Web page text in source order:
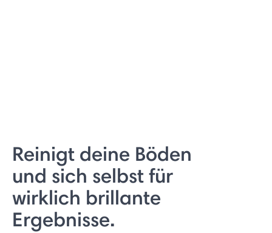
Reinigt deine Böden
und sich selbst für
wirklich brillante
Ergebnisse.